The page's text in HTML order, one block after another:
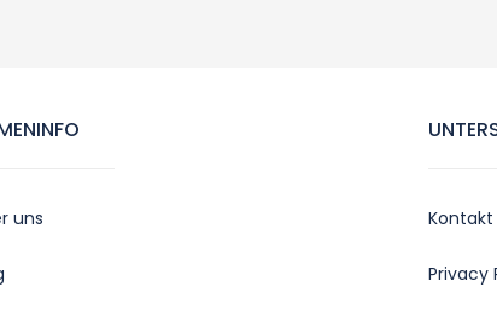
uns Kontakt
Privacy